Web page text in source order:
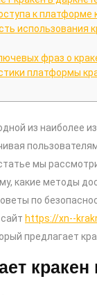
к платформе
использования
фраз о
платформы
из наиболее
мы
какие методы
по
https://xn--
предлагает
кракен